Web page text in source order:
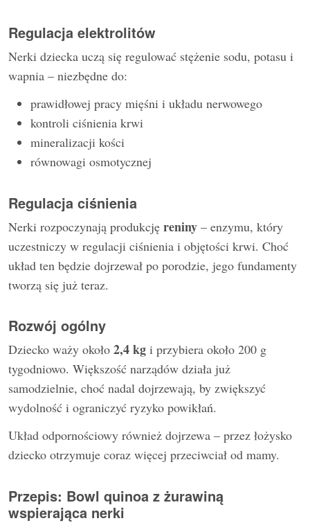
Regulacja elektrolitów
Nerki dziecka uczą się regulować stężenie sodu, potasu i
wapnia – niezbędne do:
prawidłowej pracy mięśni i układu nerwowego
kontroli ciśnienia krwi
mineralizacji kości
równowagi osmotycznej
Regulacja ciśnienia
Nerki rozpoczynają produkcję reniny – enzymu, który
uczestniczy w regulacji ciśnienia i objętości krwi. Choć
układ ten będzie dojrzewał po porodzie, jego fundamenty
tworzą się już teraz.
Rozwój ogólny
Dziecko waży około 2,4 kg i przybiera około 200 g
tygodniowo. Większość narządów działa już
samodzielnie, choć nadal dojrzewają, by zwiększyć
wydolność i ograniczyć ryzyko powikłań.
Układ odpornościowy również dojrzewa – przez łożysko
dziecko otrzymuje coraz więcej przeciwciał od mamy.
Przepis: Bowl quinoa z żurawiną
wspierająca nerki